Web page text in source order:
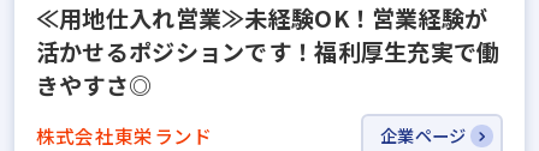
≪用地仕入れ営業≫未経験OK！営業経験が
活かせるポジションです！福利厚生充実で働
きやすさ◎
株式会社東栄ランド 企業ページ